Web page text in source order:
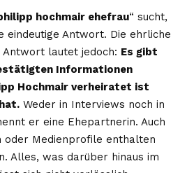
hochmair ehefrau“ sucht,
eindeutige Antwort. Die ehrliche
lautet jedoch: Es gibt
Informationen
Hochmair verheiratet ist
Weder in Interviews noch in
er eine Ehepartnerin. Auch
oder Medienprofile enthalten
Alles, was darüber hinaus im